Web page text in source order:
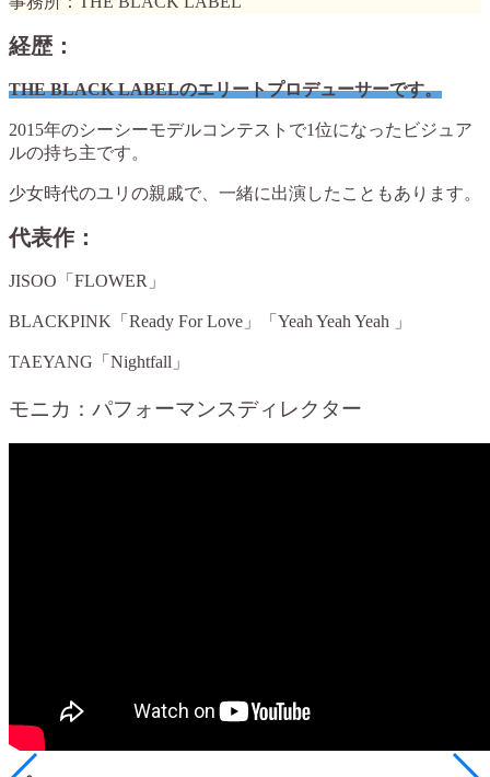
経歴：
THE BLACK LABELのエリートプロデューサーです。
2015年のシーシーモデルコンテストで1位になったビジュア
ルの持ち主です。
少女時代のユリの親戚で、一緒に出演したこともあります。
代表作：
JISOO「FLOWER」
BLACKPINK「Ready For Love」「Yeah Yeah Yeah 」
TAEYANG「Nightfall」
モニカ：パフォーマンスディレクター